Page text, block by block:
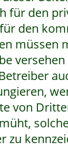
für den
den
müssen
von
zu